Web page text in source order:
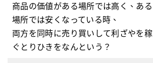
商品の価値がある場所では高く、ある
場所では安くなっている時、
両方を同時に売り買いして利ざやを稼
ぐとりひきをなんという？